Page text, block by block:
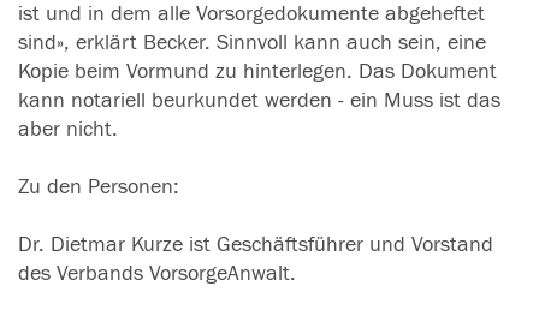
ist und in dem alle Vorsorgedokumente abgeheftet
sind», erklärt Becker. Sinnvoll kann auch sein, eine
Kopie beim Vormund zu hinterlegen. Das Dokument
kann notariell beurkundet werden - ein Muss ist das
aber nicht.
Zu den Personen:
Dr. Dietmar Kurze ist Geschäftsführer und Vorstand
des Verbands VorsorgeAnwalt.